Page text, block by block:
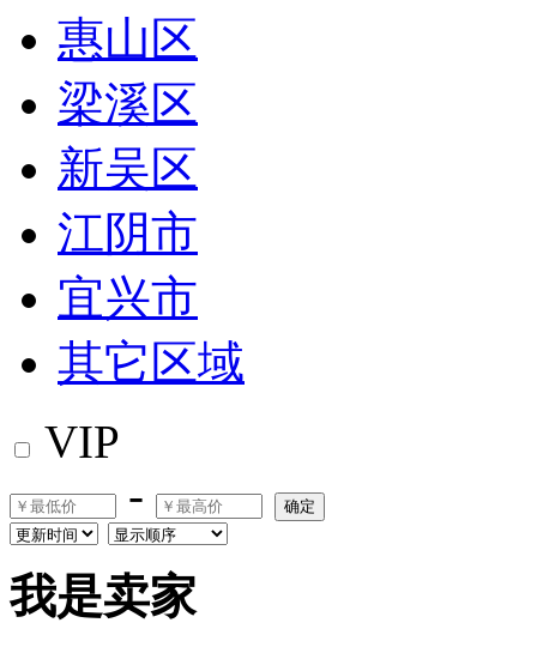
惠山区
梁溪区
新吴区
江阴市
宜兴市
其它区域
VIP
-
确定
我是卖家